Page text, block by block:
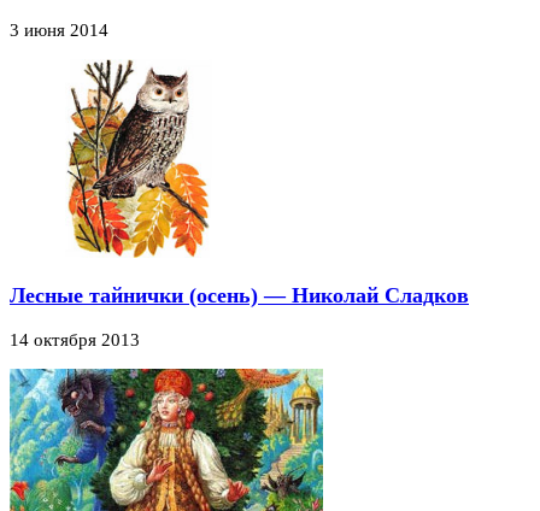
3 июня 2014
Лесные тайнички (осень) — Николай Сладков
14 октября 2013